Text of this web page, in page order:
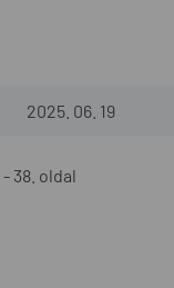
2025. 06. 19
- 38. oldal